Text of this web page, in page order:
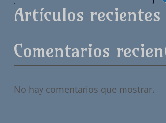
Artículos recientes
Comentarios
No hay comentarios que mostrar.